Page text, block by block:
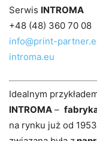
Serwis INTROMA
+48 (48) 360 70 08
info@print-
introma.eu
Idealnym
INTROMA –
na rynku już od